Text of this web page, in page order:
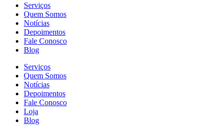
Serviços
Quem Somos
Notícias
Depoimentos
Fale Conosco
Blog
Serviços
Quem Somos
Notícias
Depoimentos
Fale Conosco
Loja
Blog